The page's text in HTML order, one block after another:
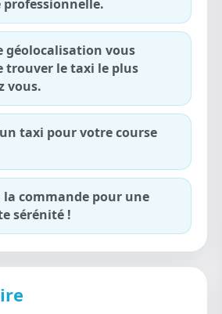
géolocalisation vous
trouver le taxi le plus
vous.
taxi pour votre course
la commande pour une
sérénité !